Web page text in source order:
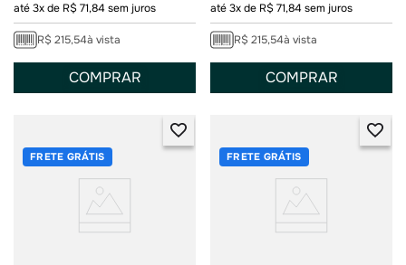
até3x de R$71,84sem juros
R$ 215,54à vista
COMPRAR
até3x de R$71,84sem juros
R$ 215,54à vista
COMPRAR
FRETE GRÁTIS FRETE GRÁTIS